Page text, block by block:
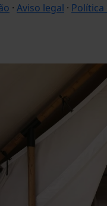
· Aviso legal · Política